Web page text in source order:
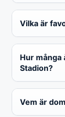
Vilka är
Hur många
Stadion?
Vem är